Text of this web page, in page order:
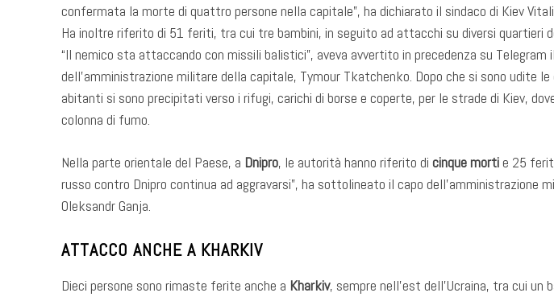
confermata la morte di quattro persone nella capitale”, ha dichiarato il sindaco di Kiev
Ha inoltre riferito di 51 feriti, tra cui tre bambini, in seguito ad attacchi su diversi quartieri
“Il nemico sta attaccando con missili balistici”, aveva avvertito in precedenza su Telegram
dell’amministrazione militare della capitale, Tymour Tkatchenko. Dopo che si sono udite
abitanti si sono precipitati verso i rifugi, carichi di borse e coperte, per le strade di Kiev,
colonna di fumo.
Nella parte orientale del Paese, a Dnipro, le autorità hanno riferito di cinque mortie 25
russo contro Dnipro continua ad aggravarsi”, ha sottolineato il capo dell’amministrazione
Oleksandr Ganja.
ATTACCO ANCHE A KHARKIV
Dieci persone sono rimaste ferite anche a Kharkiv, sempre nell’est dell’Ucraina, tra cui un